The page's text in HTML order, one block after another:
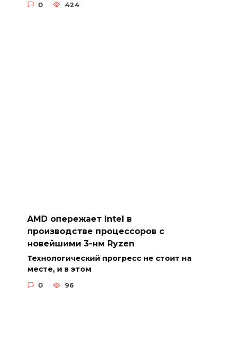
0 424
AMD опережает Intel в
производстве процессоров с
новейшими 3-нм Ryzen
Технологический прогресс не стоит на
месте, и в этом
0 96